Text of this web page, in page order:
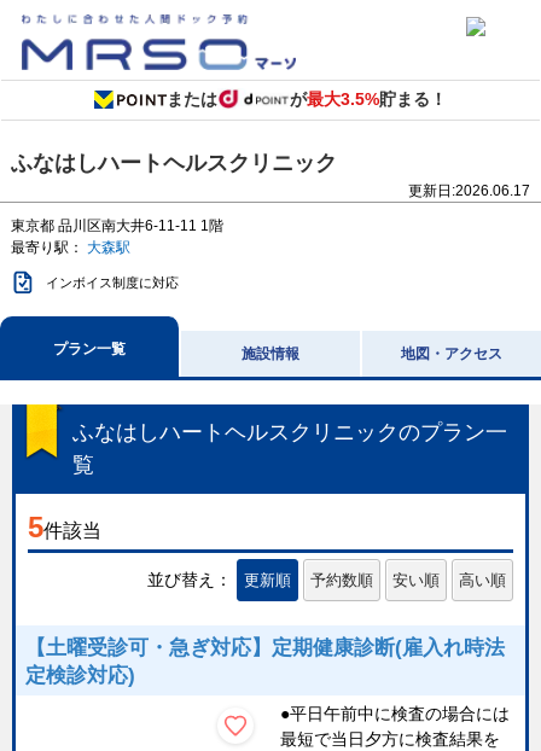
または が最大3.5%貯まる！
ふなはしハートヘルスクリニック
更新日:2026.06.17
東京都 品川区南大井6-11-11 1階
最寄り駅： 大森駅
インボイス制度に対応
プラン一覧 施設情報 地図・アクセス
ふなはしハートヘルスクリニックのプラン一
覧
5件該当
並び替え： 更新順 予約数順 安い順 高い順
【土曜受診可・急ぎ対応】定期健康診断(雇入れ時法
定検診対応)
●平日午前中に検査の場合には
最短で当日夕方に検査結果を